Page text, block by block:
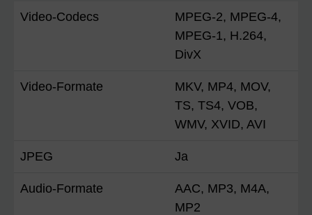
Video-Codecs
MPEG-2, MPEG-4,
MPEG-1, H.264,
DivX
Video-Formate
MKV, MP4, MOV,
TS, TS4, VOB,
WMV, XVID, AVI
JPEG Ja
Audio-Formate
AAC, MP3, M4A,
MP2